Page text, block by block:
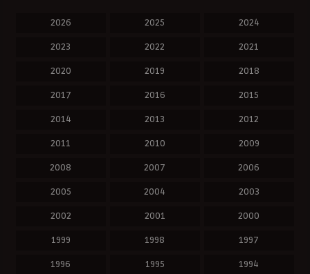
2026 2025 2024
2023 2022 2021
2020 2019 2018
2017 2016 2015
2014 2013 2012
2011 2010 2009
2008 2007 2006
2005 2004 2003
2002 2001 2000
1999 1998 1997
1996 1995 1994